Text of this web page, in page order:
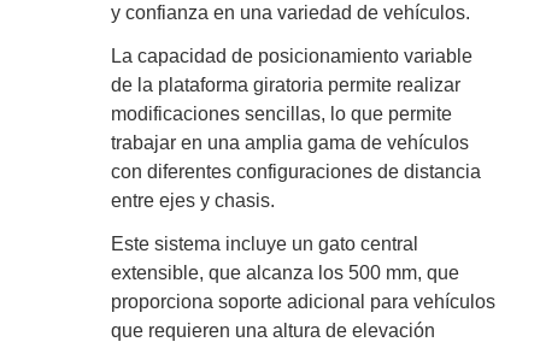
y confianza en una variedad de vehículos.
La capacidad de posicionamiento variable
de la plataforma giratoria permite realizar
modificaciones sencillas, lo que permite
trabajar en una amplia gama de vehículos
con diferentes configuraciones de distancia
entre ejes y chasis.
Este sistema incluye un gato central
extensible, que alcanza los 500 mm, que
proporciona soporte adicional para vehículos
que requieren una altura de elevación